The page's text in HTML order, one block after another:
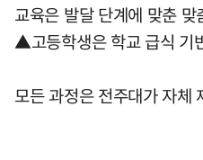
교육은 발달 단계에 맞춘
▲고등학생은 학교 급식 기
모든 과정은 전주대가 자체